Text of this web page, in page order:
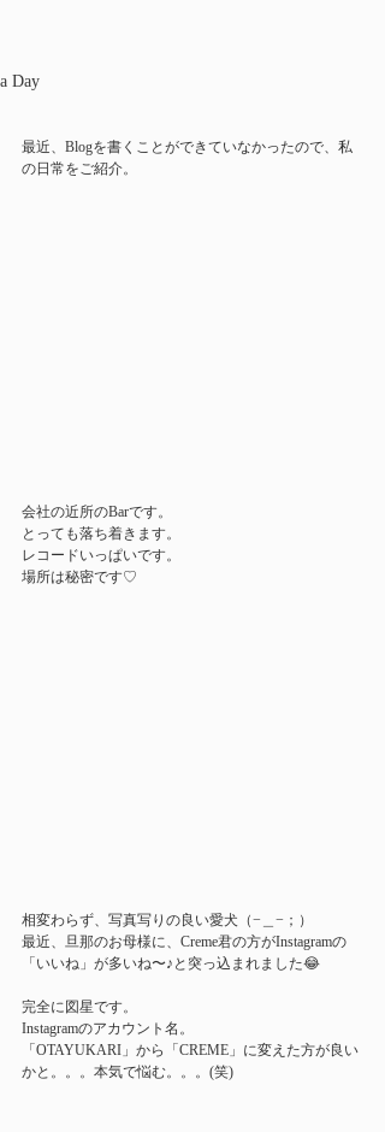
a Day
最近、Blogを書くことができていなかったので、私
の日常をご紹介。
会社の近所のBarです。
とっても落ち着きます。
レコードいっぱいです。
場所は秘密です♡
相変わらず、写真写りの良い愛犬（−＿−；）
最近、旦那のお母様に、Creme君の方がInstagramの
「いいね」が多いね〜♪と突っ込まれました😂
完全に図星です。
Instagramのアカウント名。
「OTAYUKARI」から「CREME」に変えた方が良い
かと。。。本気で悩む。。。(笑)